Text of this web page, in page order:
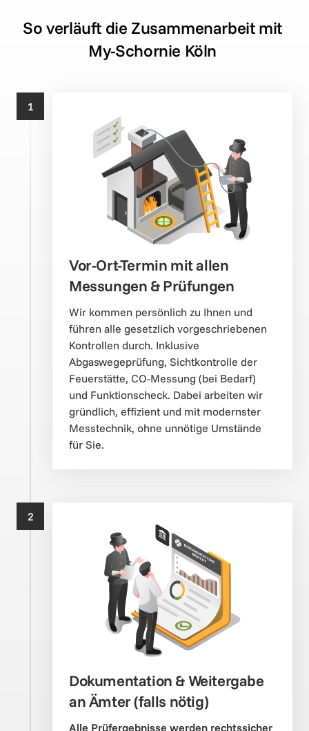
So verläuft die Zusammenarbeit mit
My-Schornie Köln
1
Vor-Ort-Termin mit allen
Messungen & Prüfungen
Wir kommen persönlich zu Ihnen und
führen alle gesetzlich vorgeschriebenen
Kontrollen durch. Inklusive
Abgaswegeprüfung, Sichtkontrolle der
Feuerstätte, CO-Messung (bei Bedarf)
und Funktionscheck. Dabei arbeiten wir
gründlich, effizient und mit modernster
Messtechnik, ohne unnötige Umstände
für Sie.
2
Dokumentation & Weitergabe
an Ämter (falls nötig)
Alle Prüfergebnisse werden rechtssicher